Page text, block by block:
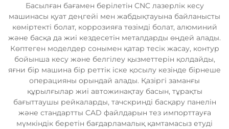
Басылған бағамен берілетін CNC лазерлік кесу
машинасы қуат деңгейі мен жабдықтауына байланысты
көміртекті болат, коррозияға төзімді болат, алюминий
және басқа да жиі кездесетін металдарды өңдей алады.
Көптеген моделдер сонымен қатар тесік жасау, контур
бойынша кесу және белгілеу қызметтерін қолдайды,
яғни бір машина бір реттік іске қосылу кезінде бірнеше
операцияны орындай алады. Қазіргі заманғы
құрылғылар жиі автожинақтау басын, тұрақты
бағыттаушы рейкаларды, тачскринді басқару панелін
және стандартты CAD файлдарын тез импорттауға
мүмкіндік беретін бағдарламалық қамтамасыз етуді